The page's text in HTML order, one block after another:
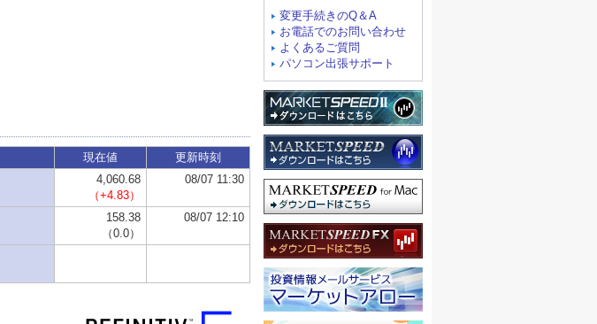
変更手続きのQ＆A
お電話でのお問い合わせ
よくあるご質問
パソコン出張サポート